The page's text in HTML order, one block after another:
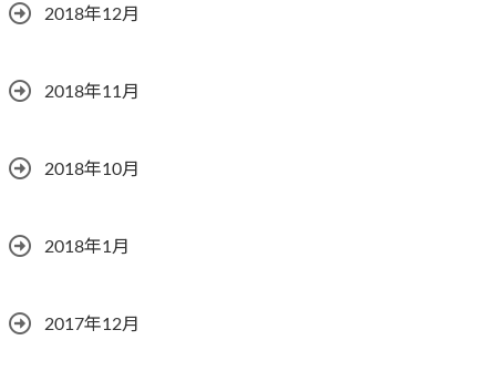
2018年12月
2018年11月
2018年10月
2018年1月
2017年12月